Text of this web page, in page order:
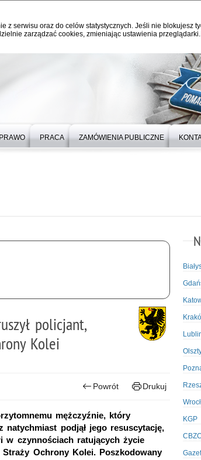
z serwisu oraz do celów statystycznych. Jeśli nie blokujesz
zarządzać cookies, zmieniając ustawienia
PRACA ZAMÓWIENIA PUBLICZNE
policjant,
Kolei
Powrót Drukuj
mężczyźnie, który
natychmiast podjął jego resuscytację,
w czynnościach ratujących życie
Ochrony Kolei. Poszkodowany
KGP
CBZC